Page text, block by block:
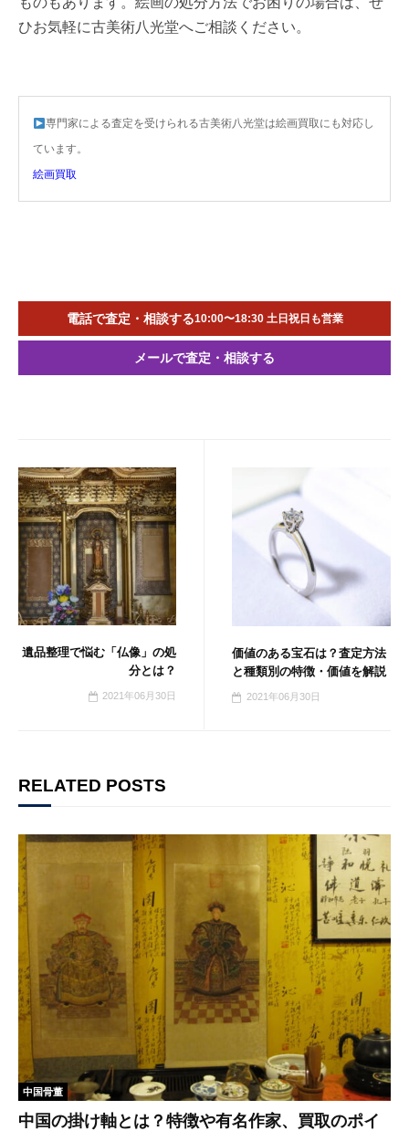
ひお気軽に古美術八光堂へご相談ください。
専門家による査定を受けられる古美術八光堂は絵画買取にも対応し
ています。
絵画買取
電話で査定・相談する10:00〜18:30 土日祝日も営業
メールで査定・相談する
遺品整理で悩む「仏像」の処
分とは？
2021年06月30日
価値のある宝石は？査定方法
と種類別の特徴・価値を解説
2021年06月30日
RELATED POSTS
中国骨董
中国の掛け軸とは？特徴や有名作家、買取のポイ